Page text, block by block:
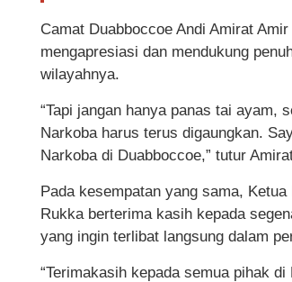
Camat Duabboccoe Andi Amirat
mengapresiasi dan mendukung
wilayahnya.
“Tapi jangan hanya panas tai ayam,
Narkoba harus terus digaungkan.
Narkoba di Duabboccoe,” tutur
Pada kesempatan yang sama,
Rukka berterima kasih kepada
yang ingin terlibat langsung dalam
“Terimakasih kepada semua pihak